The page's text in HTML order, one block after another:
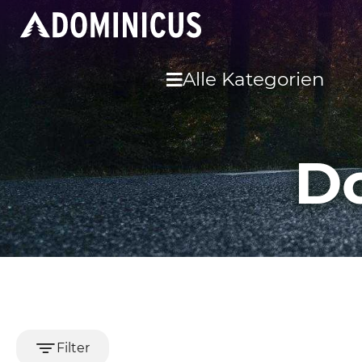
Alle Kategorien
Filter